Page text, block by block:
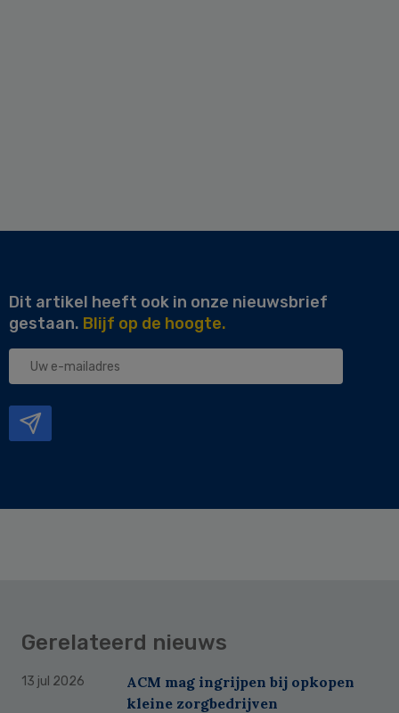
Dit artikel heeft ook in onze nieuwsbrief
gestaan. Blijf op de hoogte.
Uw
Gerelateerd nieuws
13 jul 2026
ACM mag ingrijpen bij opkopen
kleine zorgbedrijven